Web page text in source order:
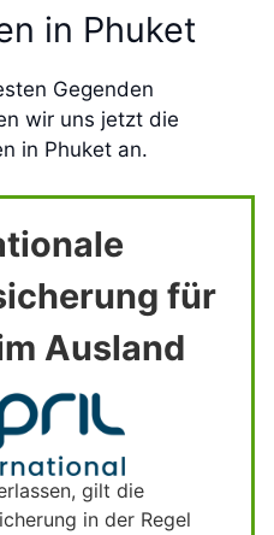
in Phuket
Gegenden
wir uns jetzt die
in Phuket an.
für
Ausland
gilt die
in der Regel